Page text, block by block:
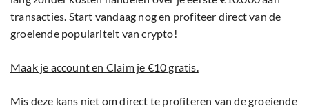
transacties. Start vandaag nog en profiteer direct van de
groeiende populariteit van crypto!
Maak je account en Claim je €10 gratis.
Mis deze kans niet om direct te profiteren van de groeiende